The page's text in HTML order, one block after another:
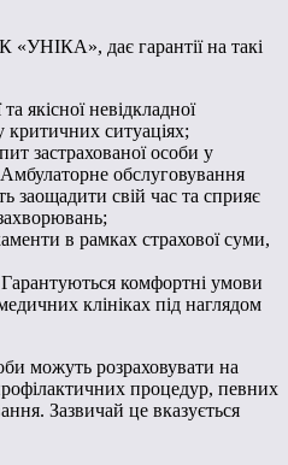
дає гарантії на такі
якісної невідкладної
критичних ситуаціях;
застрахованої особи у
обслуговування
заощадити свій час та сприяє
в рамках страхової суми,
Гарантуються комфортні умови
клініках під наглядом
можуть розраховувати на
процедур, певних
Зазвичай це вказується